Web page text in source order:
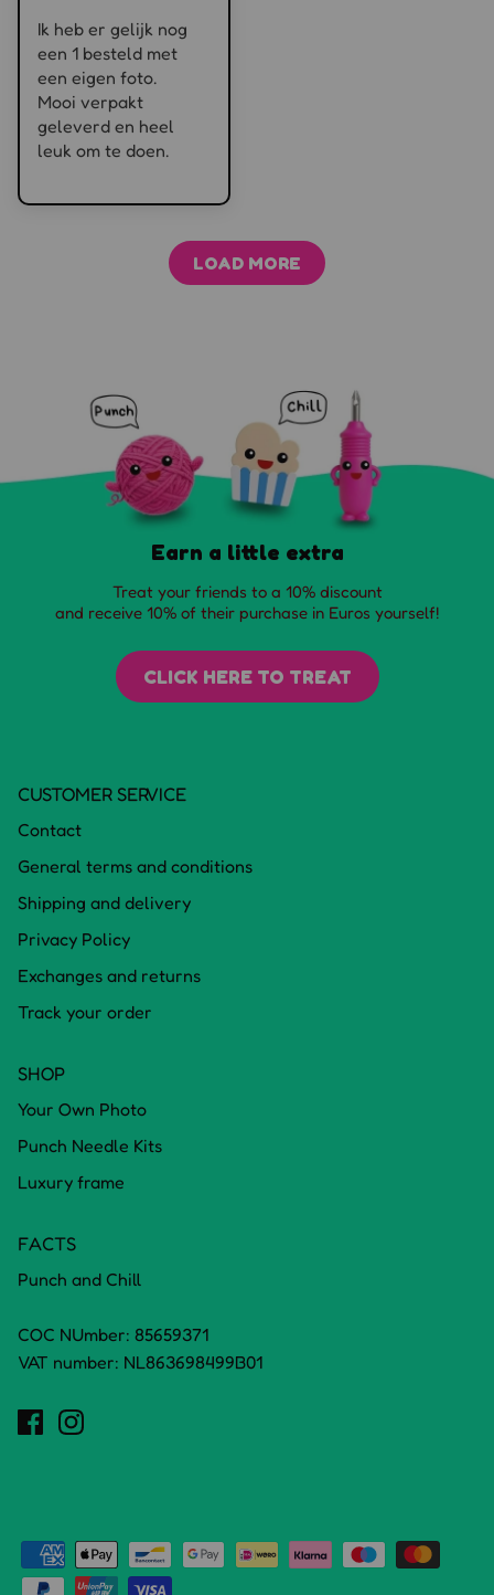
Ik heb er gelijk nog
een 1 besteld met
een eigen foto.
Mooi verpakt
geleverd en heel
leuk om te doen.
LOAD MORE
Earn a little extra
Treat your friends to a 10% discount
and receive 10% of their purchase in Euros yourself!
CLICK HERE TO TREAT
CUSTOMER SERVICE
Contact
General terms and conditions
Shipping and delivery
Privacy Policy
Exchanges and returns
Track your order
SHOP
Your Own Photo
Punch Needle Kits
Luxury frame
FACTS
Punch and Chill
COC NUmber: 85659371
VAT number: NL863698499B01